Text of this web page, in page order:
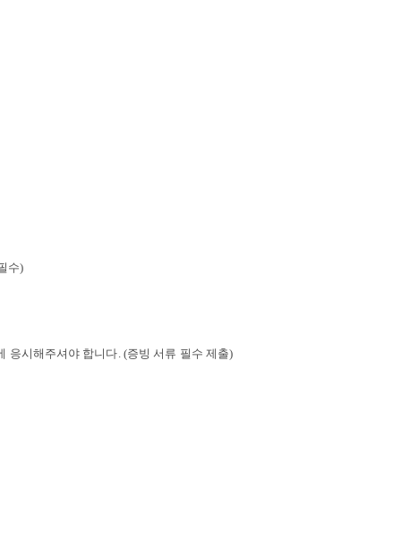
수)
응시해주셔야 합니다. (증빙 서류 필수 제출)